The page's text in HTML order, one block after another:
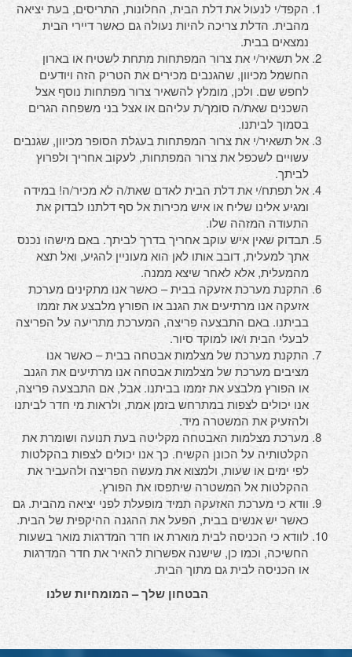
הקפד/י לנעול את דלת הבית, החלונות, התריסים, בעת יציאה
מהבית. הדלת צריכה להיות נעולה גם כאשר דיירי הבית
נמצאים בבית.
אל תשאיר/י את צרור המפתחות מתחת לשטיח או בארון
החשמל מכיוון, שהגנבים מכירים את הטריק הזה ויודעים
לחפש שם. ולכן, מומלץ להשאיר צרור מפתחות נוסף אצל
השכנים שאת/ה סומך/ת עליהם או אצל בני משפחה הגרים
בסמוך לביתנו.
אל תשאיר/י את צרור המפתחות בעגלת הסופר מכיוון, שגנבים
עשויים לשכפל את צרור המפתחות, לעקוב אחריך ולפרוץ
לביתך.
אל תפתח/י את דלת הבית לאדם שאת/ה לא מכיר/ה! במידה
ומגיע אלינו שליח או איש מכירות אל סף דלתנו לבדוק את
התעודה המזהה שלו.
תבדוק שאין איש עוקב אחריך בדרך לביתך. באם מישהו נכנס
אתך למעלית, דובב אותו לאן הוא מעוניין להגיע, ואל תצא
מהמעלית, אלא לאחר שיצא ממנה.
התקנת מערכת אזעקה בבית – כאשר אנו מתקינים מערכת
אזעקה אנו מרתיעים את הגנב או הפורץ מלבצע את זממו
בביתנו. באם התבצעה פריצה, המערכת מתריעה על הפריצה
לבעלי הבית ו/או למוקד סיור.
התקנת מערכת של מצלמות אבטחה בבית – כאשר אנו
מציבים מערכת של מצלמות אבטחה אנו מרתיעים את הגנב
או הפורץ מלבצע את זממו בביתנו. אבל, אם התבצעה פריצה,
אנו יכולים לצפות במתרחש בזמן אמת, ולראות מי חדר לביתנו
ולהזעיק את המשטרה מיד.
מערכת מצלמות האבטחה מקליטה בעת תנועה ושומרת את
הקלטותיה על הכונן הקשיח. כך אנו יכולים לצפות בהקלטות
לפי ימים או שעות, ולמצוא את מעשה הפריצה ולהעביר את
ההקלטות אל המשטרה שיתפסו את הפורץ.
וודא כי מערכת האזעקה תמיד מופעלת לפני יציאה מהבית. גם
כאשר יש אנשים בבית, הפעל את ההגנה ההיקפית של הבית.
לוודא כי הכניסה לבית מוארת או חדר המדרגות מואר בשעות
החשיכה, וכמו כן, שישנה אפשרות להאיר את חדר המדרגות
או הכניסה לבית גם מתוך הבית.
הבטחון שלך – המומחיות שלנו